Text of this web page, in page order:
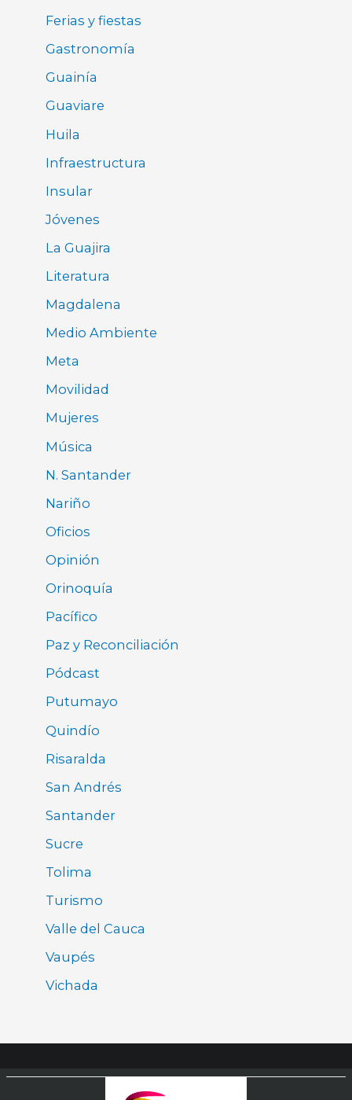
Ferias y fiestas
Gastronomía
Guainía
Guaviare
Huila
Infraestructura
Insular
Jóvenes
La Guajira
Literatura
Magdalena
Medio Ambiente
Meta
Movilidad
Mujeres
Música
N. Santander
Nariño
Oficios
Opinión
Orinoquía
Pacífico
Paz y Reconciliación
Pódcast
Putumayo
Quindío
Risaralda
San Andrés
Santander
Sucre
Tolima
Turismo
Valle del Cauca
Vaupés
Vichada